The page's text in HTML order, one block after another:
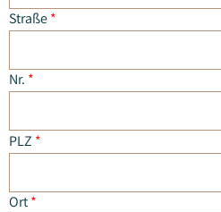
Straße*
Nr. *
PLZ *
Ort*